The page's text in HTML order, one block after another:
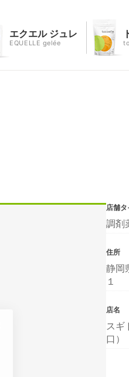
エクエル ジュレ
EQUELLE gelée
店舗タ
調剤
住所
静岡
１
店名
スギ
口）